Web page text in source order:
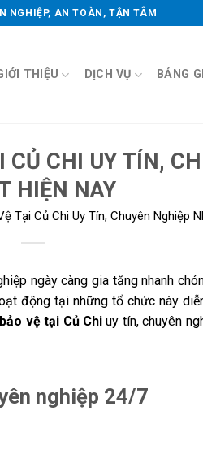
NGHIỆP, AN TOÀN, TẬN TÂM
THIỆU DỊCH VỤ BẢNG
CỦ CHI UY TÍN,
HIỆN NAY
Tại Củ Chi Uy Tín, Chuyên Nghiệp
ngày càng gia tăng nhanh
động tại những tổ chức này
vệ tại Củ Chiuy tín, chuyên
nghiệp 24/7